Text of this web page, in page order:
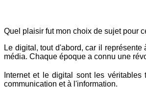
Quel plaisir fut mon choix de sujet pour
Le digital, tout d'abord, car il
média. Chaque époque a connu une
Internet et le digital sont les véritables
communication et à l'information.